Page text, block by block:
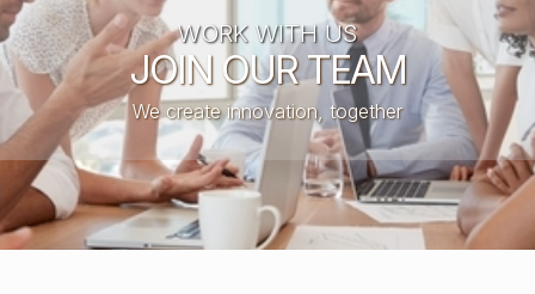
WORK WITH US
JOIN OUR TEAM
We create innovation, together